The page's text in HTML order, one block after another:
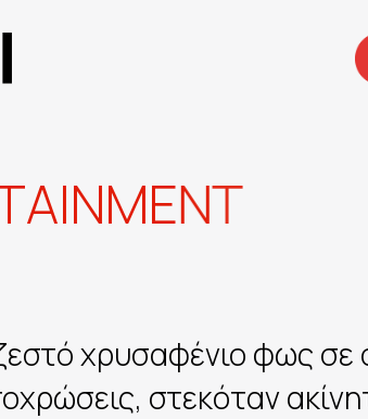
AINMENT
χρυσαφένιο φως σε
στεκόταν